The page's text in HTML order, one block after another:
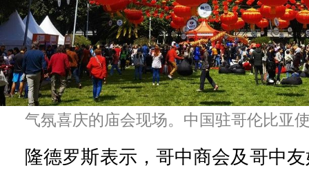
气氛喜庆的庙会现场。中国驻哥伦比亚
隆德罗斯表示，哥中商会及哥中